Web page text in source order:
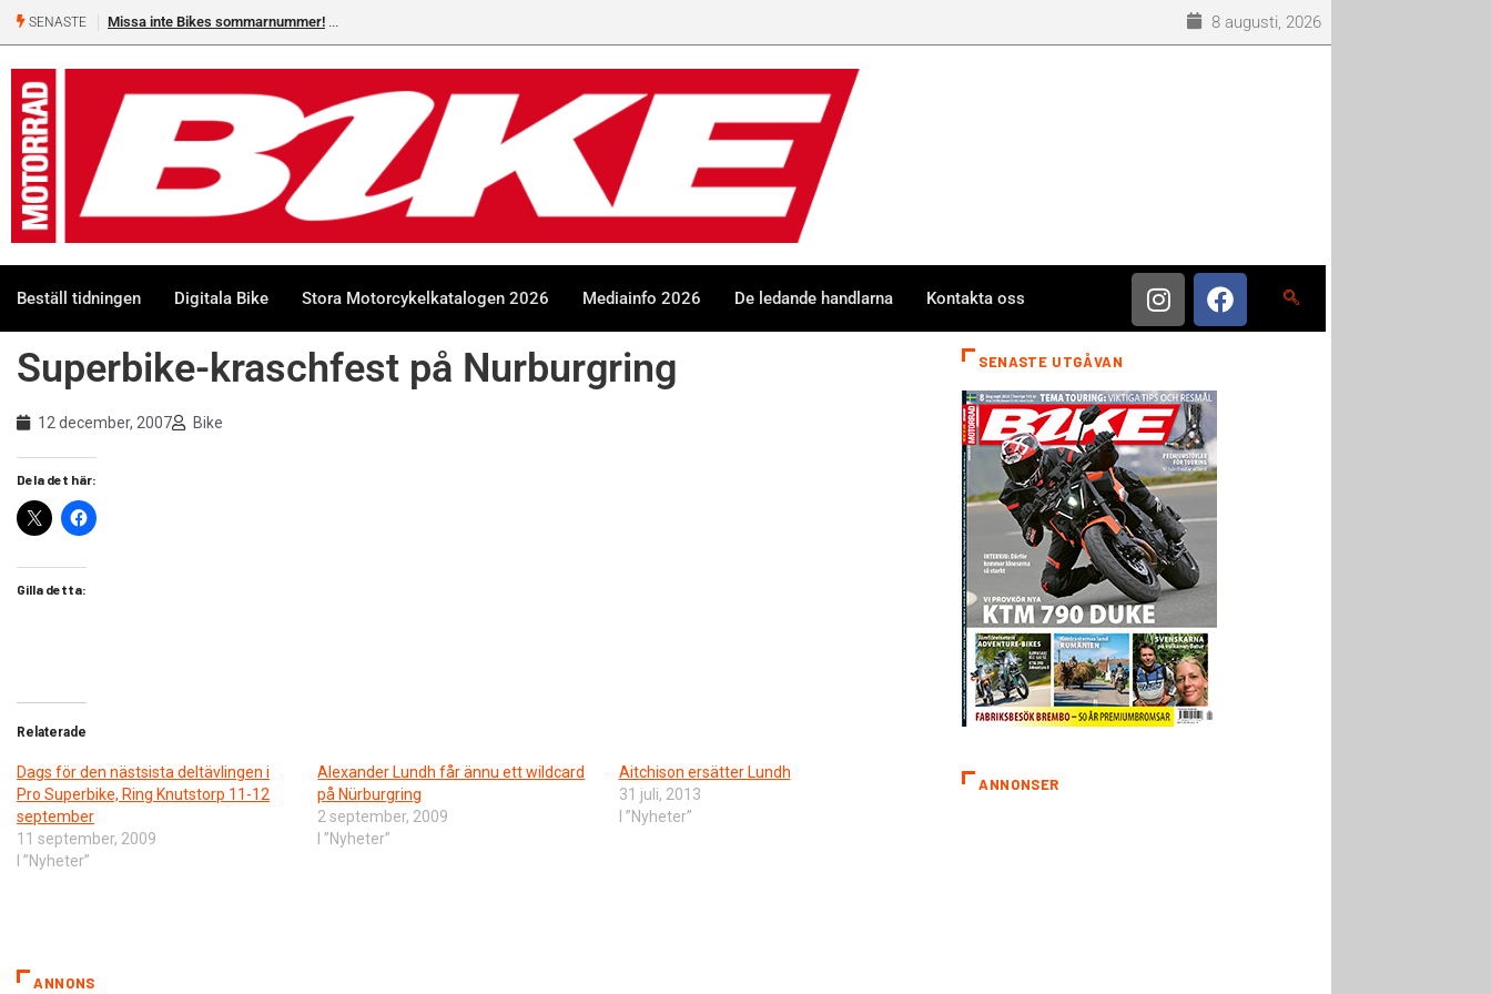
SENASTE Missa inte Bikes sommarnummer! 8 augusti, 2026
Beställ tidningen Digitala Bike Stora Motorcykelkatalogen 2026 Mediainfo 2026 De ledande handlarna Kontakta oss
Superbike-kraschfest på Nurburgring
12 december, 2007 Bike
Dela det här:
Gilla detta:
Relaterade
Dags för den nästsista deltävlingen i
Pro Superbike, Ring Knutstorp 11-12
september
11 september, 2009
I ”Nyheter”
Alexander Lundh får ännu ett wildcard
på Nürburgring
2 september, 2009
I ”Nyheter”
Aitchison ersätter Lundh
31 juli, 2013
I ”Nyheter”
ANNONS
SENASTE UTGÅVAN
ANNONSER